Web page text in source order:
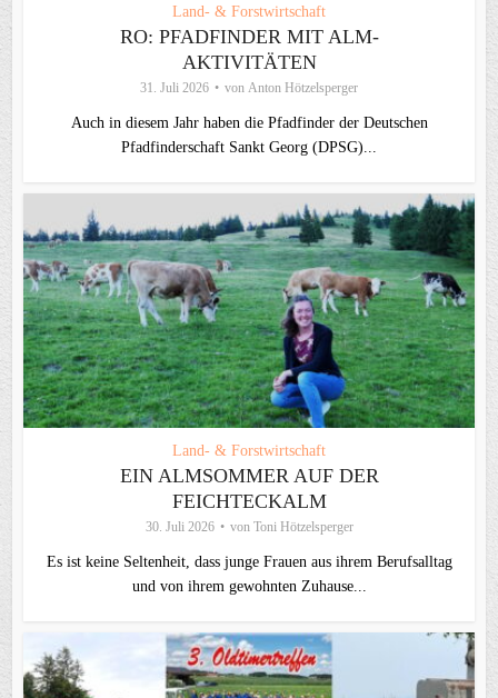
Land- & Forstwirtschaft
RO: PFADFINDER MIT ALM-
AKTIVITÄTEN
31. Juli 2026 von Anton Hötzelsperger
Auch in diesem Jahr haben die Pfadfinder der Deutschen
Pfadfinderschaft Sankt Georg (DPSG)...
Land- & Forstwirtschaft
EIN ALMSOMMER AUF DER
FEICHTECKALM
30. Juli 2026 von Toni Hötzelsperger
Es ist keine Seltenheit, dass junge Frauen aus ihrem Berufsalltag
und von ihrem gewohnten Zuhause...